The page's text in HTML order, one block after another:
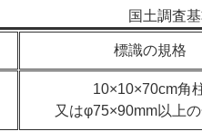
国土調査
標識の規格
10×10×70cm角
又はφ75×90mm以上